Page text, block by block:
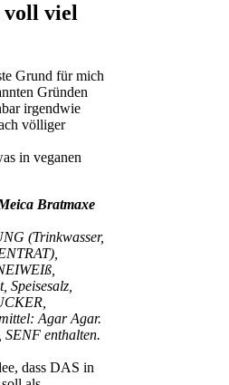
voll viel
Grund für mich
Gründen
irgendwie
völliger
in veganen
Bratmaxe
(Trinkwasser,
Agar Agar.
enthalten.
dass DAS in